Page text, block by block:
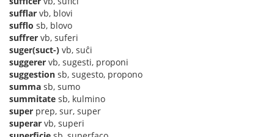
sufflar vb, blovi
sufflo sb, blovo
suffrer vb, suferi
suger(suct-) vb, suĉi
suggerer vb, sugesti, proponi
suggestion sb, sugesto, propono
summa sb, sumo
summitate sb, kulmino
super prep, sur, super
superar vb, superi